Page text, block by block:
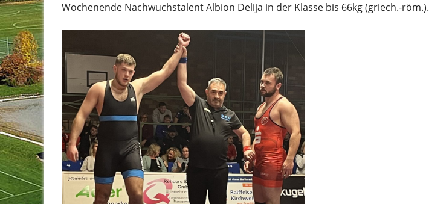
Wochenende Nachwuchstalent Albion Delija in der Klasse bis 66kg (griech.-röm.).